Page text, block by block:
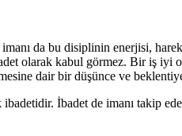
da bu disiplinin enerjisi,
olarak kabul görmez. Bir iş iyi
dair bir düşünce ve
İbadet de imanı takip